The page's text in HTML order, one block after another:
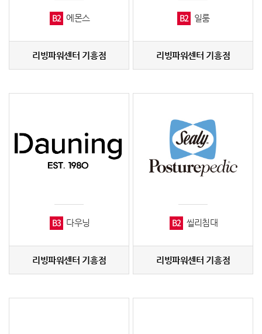
B2 에몬스
리빙파워센터 기흥점
B2 일룸
리빙파워센터 기흥점
B3 다우닝
리빙파워센터 기흥점
B2 씰리침대
리빙파워센터 기흥점